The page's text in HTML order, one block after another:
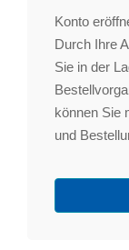
Konto
Durch Ihre
Sie in der
können Sie
und